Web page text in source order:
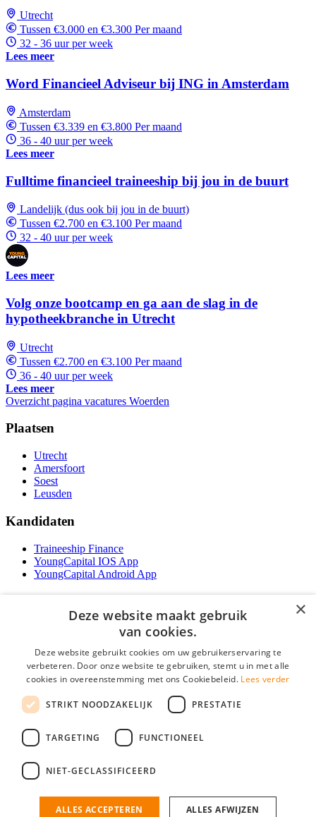
Utrecht
Tussen €3.000 en €3.300 Per maand
32 - 36 uur per week
Lees meer
Word Financieel Adviseur bij ING in Amsterdam
Amsterdam
Tussen €3.339 en €3.800 Per maand
36 - 40 uur per week
Lees meer
Fulltime financieel traineeship bij jou in de buurt
Landelijk (dus ook bij jou in de buurt)
Tussen €2.700 en €3.100 Per maand
32 - 40 uur per week
Lees meer
Volg onze bootcamp en ga aan de slag in de
hypotheekbranche in Utrecht
Utrecht
Tussen €2.700 en €3.100 Per maand
36 - 40 uur per week
Lees meer
Overzicht pagina vacatures Woerden
Plaatsen
Utrecht
Amersfoort
Soest
Leusden
Kandidaten
Traineeship Finance
YoungCapital IOS App
YoungCapital Android App
Contractvormen
Brochure aanvragen
Vacature aanmelden
Partners
Contact
Social
×
Deze website maakt gebruik
van cookies.
Deze website gebruikt cookies om uw gebruikerservaring te
verbeteren. Door onze website te gebruiken, stemt u in met alle
cookies in overeenstemming met ons Cookiebeleid. Lees verder
STRIKT NOODZAKELIJK PRESTATIE
TARGETING FUNCTIONEEL
NIET-GECLASSIFICEERD
ALLES ACCEPTEREN ALLES AFWIJZEN